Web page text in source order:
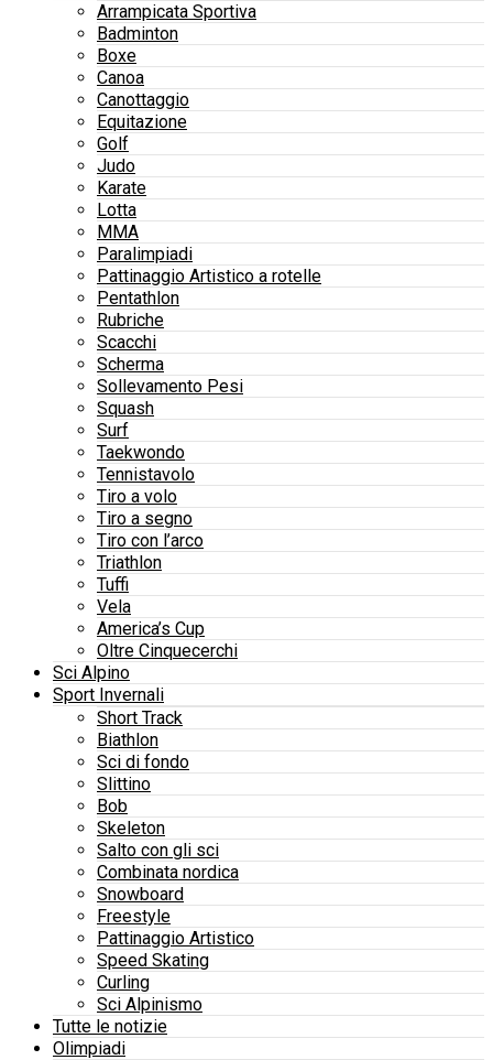
Arrampicata Sportiva
Badminton
Boxe
Canoa
Canottaggio
Equitazione
Golf
Judo
Karate
Lotta
MMA
Paralimpiadi
Pattinaggio Artistico a rotelle
Pentathlon
Rubriche
Scacchi
Scherma
Sollevamento Pesi
Squash
Surf
Taekwondo
Tennistavolo
Tiro a volo
Tiro a segno
Tiro con l’arco
Triathlon
Tuffi
Vela
America’s Cup
Oltre Cinquecerchi
Sci Alpino
Sport Invernali
Short Track
Biathlon
Sci di fondo
Slittino
Bob
Skeleton
Salto con gli sci
Combinata nordica
Snowboard
Freestyle
Pattinaggio Artistico
Speed Skating
Curling
Sci Alpinismo
Tutte le notizie
Olimpiadi